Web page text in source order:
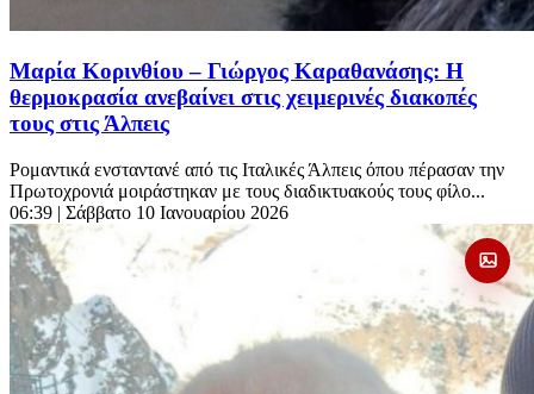
Μαρία Κορινθίου – Γιώργος Καραθανάσης: H
θερμοκρασία ανεβαίνει στις χειμερινές διακοπές
τους στις Άλπεις
Ρομαντικά ενσταντανέ από τις Ιταλικές Άλπεις όπου πέρασαν την
Πρωτοχρονιά μοιράστηκαν με τους διαδικτυακούς τους φίλο...
06:39 | Σάββατο 10 Ιανουαρίου 2026